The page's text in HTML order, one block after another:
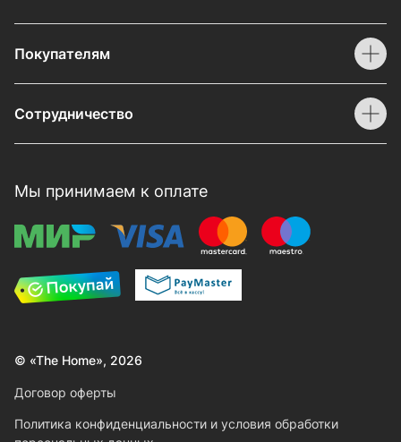
Покупателям
Сотрудничество
Мы принимаем к оплате
© «The Home», 2026
Договор оферты
Политика конфиденциальности и условия обработки